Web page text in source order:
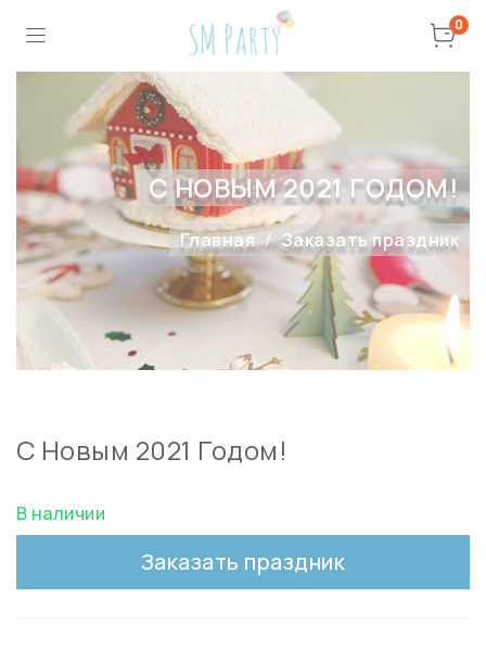
0
С НОВЫМ 2021 ГОДОМ!
Главная Заказать праздник
С Новым 2021 Годом!
В наличии
Заказать праздник